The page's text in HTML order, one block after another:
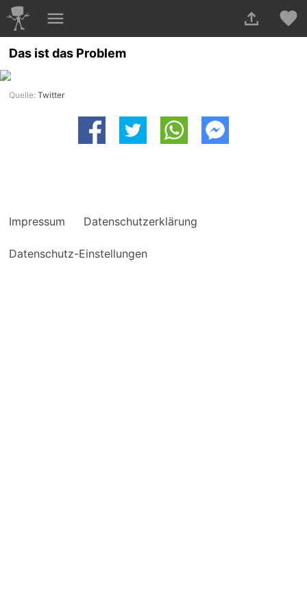
Das ist das Problem
Quelle:Twitter
Impressum Datenschutzerklärung
Datenschutz-Einstellungen